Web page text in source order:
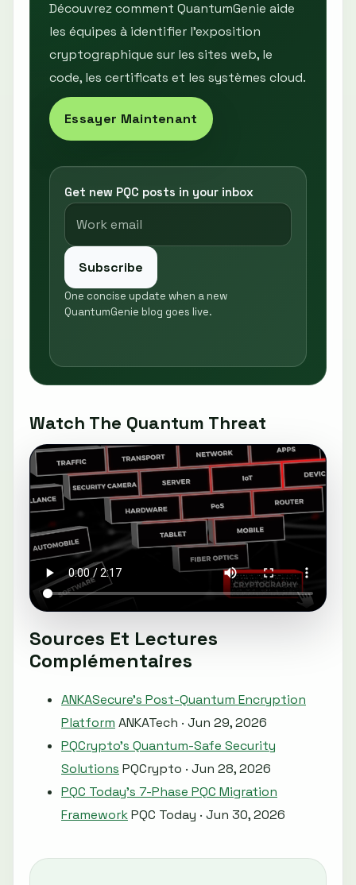
Découvrez comment QuantumGenie aide
les équipes à identifier l’exposition
cryptographique sur les sites web, le
code, les certificats et les systèmes cloud.
Essayer Maintenant
Get new PQC posts in your inbox
Subscribe
One concise update when a new
QuantumGenie blog goes live.
Watch The Quantum Threat
Sources Et Lectures
Complémentaires
ANKASecure's Post-Quantum Encryption
Platform ANKATech · Jun 29, 2026
PQCrypto's Quantum-Safe Security
Solutions PQCrypto · Jun 28, 2026
PQC Today’s 7-Phase PQC Migration
FrameworkPQC Today · Jun 30, 2026